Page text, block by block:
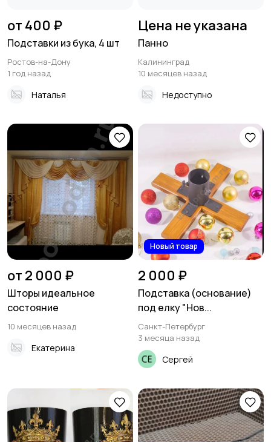
от 400 ₽
Подставки из бука, 4 шт
Ростов-на-Дону
1 год назад
Наталья
Цена не указана
Панно
Калининград
10 месяцев назад
Недоступно
от 2 000 ₽
Шторы идеальное
состояние
10 месяцев назад
Екатерина
Новый товар
2 000 ₽
Подставка (основание)
под елку "Нов...
Санкт-Петербург
3 месяца назад
Сергей